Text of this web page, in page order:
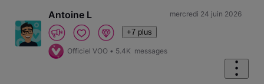
Antoine L
+7 plus
Officiel VOO • 5.4K messages
mercredi 24 juin 2026